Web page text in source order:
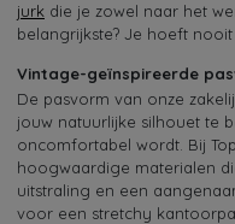
jurk die je zowel naar het
belangrijkste? Je hoeft
Vintage-geïnspireerde
De pasvorm van onze
jouw natuurlijke silhouet te
oncomfortabel wordt. Bij
hoogwaardige materialen
uitstraling en een
voor een stretchy